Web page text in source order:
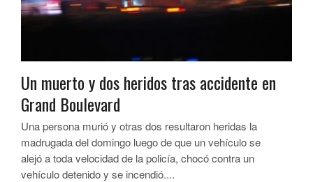
Un muerto y dos heridos tras accidente en
Grand Boulevard
Una persona murió y otras dos resultaron heridas la
madrugada del domingo luego de que un vehículo se
alejó a toda velocidad de la policía, chocó contra un
vehículo detenido y se incendió....